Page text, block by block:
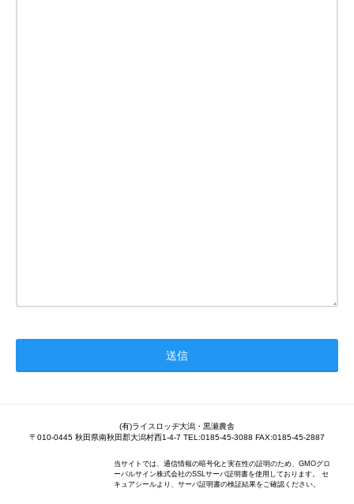
(有)ライスロッヂ大潟・黒瀬農舎
〒010-0445 秋田県南秋田郡大潟村西1-4-7 TEL:0185-45-3088 FAX:0185-45-2887
当サイトでは、通信情報の暗号化と実在性の証明のため、GMOグロ
ーバルサイン株式会社のSSLサーバ証明書を使用しております。 セ
キュアシールより、サーバ証明書の検証結果をご確認ください。